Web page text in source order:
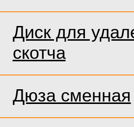
Диск для
скотча
Дюза сменная